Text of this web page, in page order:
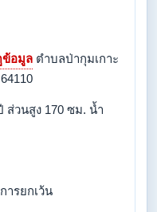
ข้อมูล ตำบลป่ากุมเกาะ
ส่วนสูง 170 ซม. น้ำ
ารยกเว้น